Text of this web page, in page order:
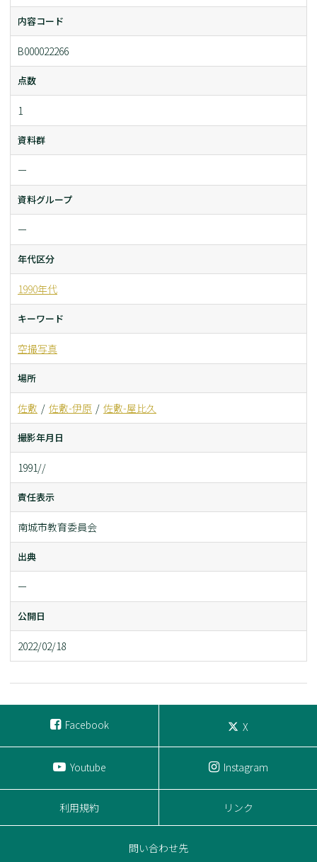
内容コード
B000022266
点数
1
資料群
ー
資料グループ
ー
年代区分
1990年代
キーワード
空撮写真
場所
佐敷 佐敷-伊原 佐敷-屋比久
撮影年月日
1991//
責任表示
南城市教育委員会
出典
ー
公開日
2022/02/18
Facebook X
Youtube Instagram
利用規約 リンク
問い合わせ先